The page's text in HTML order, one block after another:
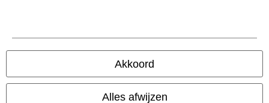
Akkoord
Alles afwijzen
Annuleer bestelling